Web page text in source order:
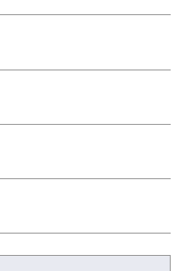
ギーコース
ニアリングデザイン
エンジニアリングコ
ム制御コース
ギーコース
エンジニアリングコ
信コース
ニアリングデザイン
ギーコース
学コース
系
報コース
学コース
エンジニアリングコ